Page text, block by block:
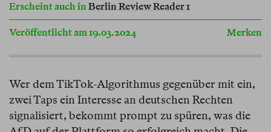
Erscheint auch inBerlin Review Reader 1
Veröffentlicht am 19.03.2024 Merken
Wer dem TikTok-Algorithmus gegenüber mit ein,
zwei Taps ein Interesse an deutschen Rechten
signalisiert, bekommt prompt zu spüren, was die